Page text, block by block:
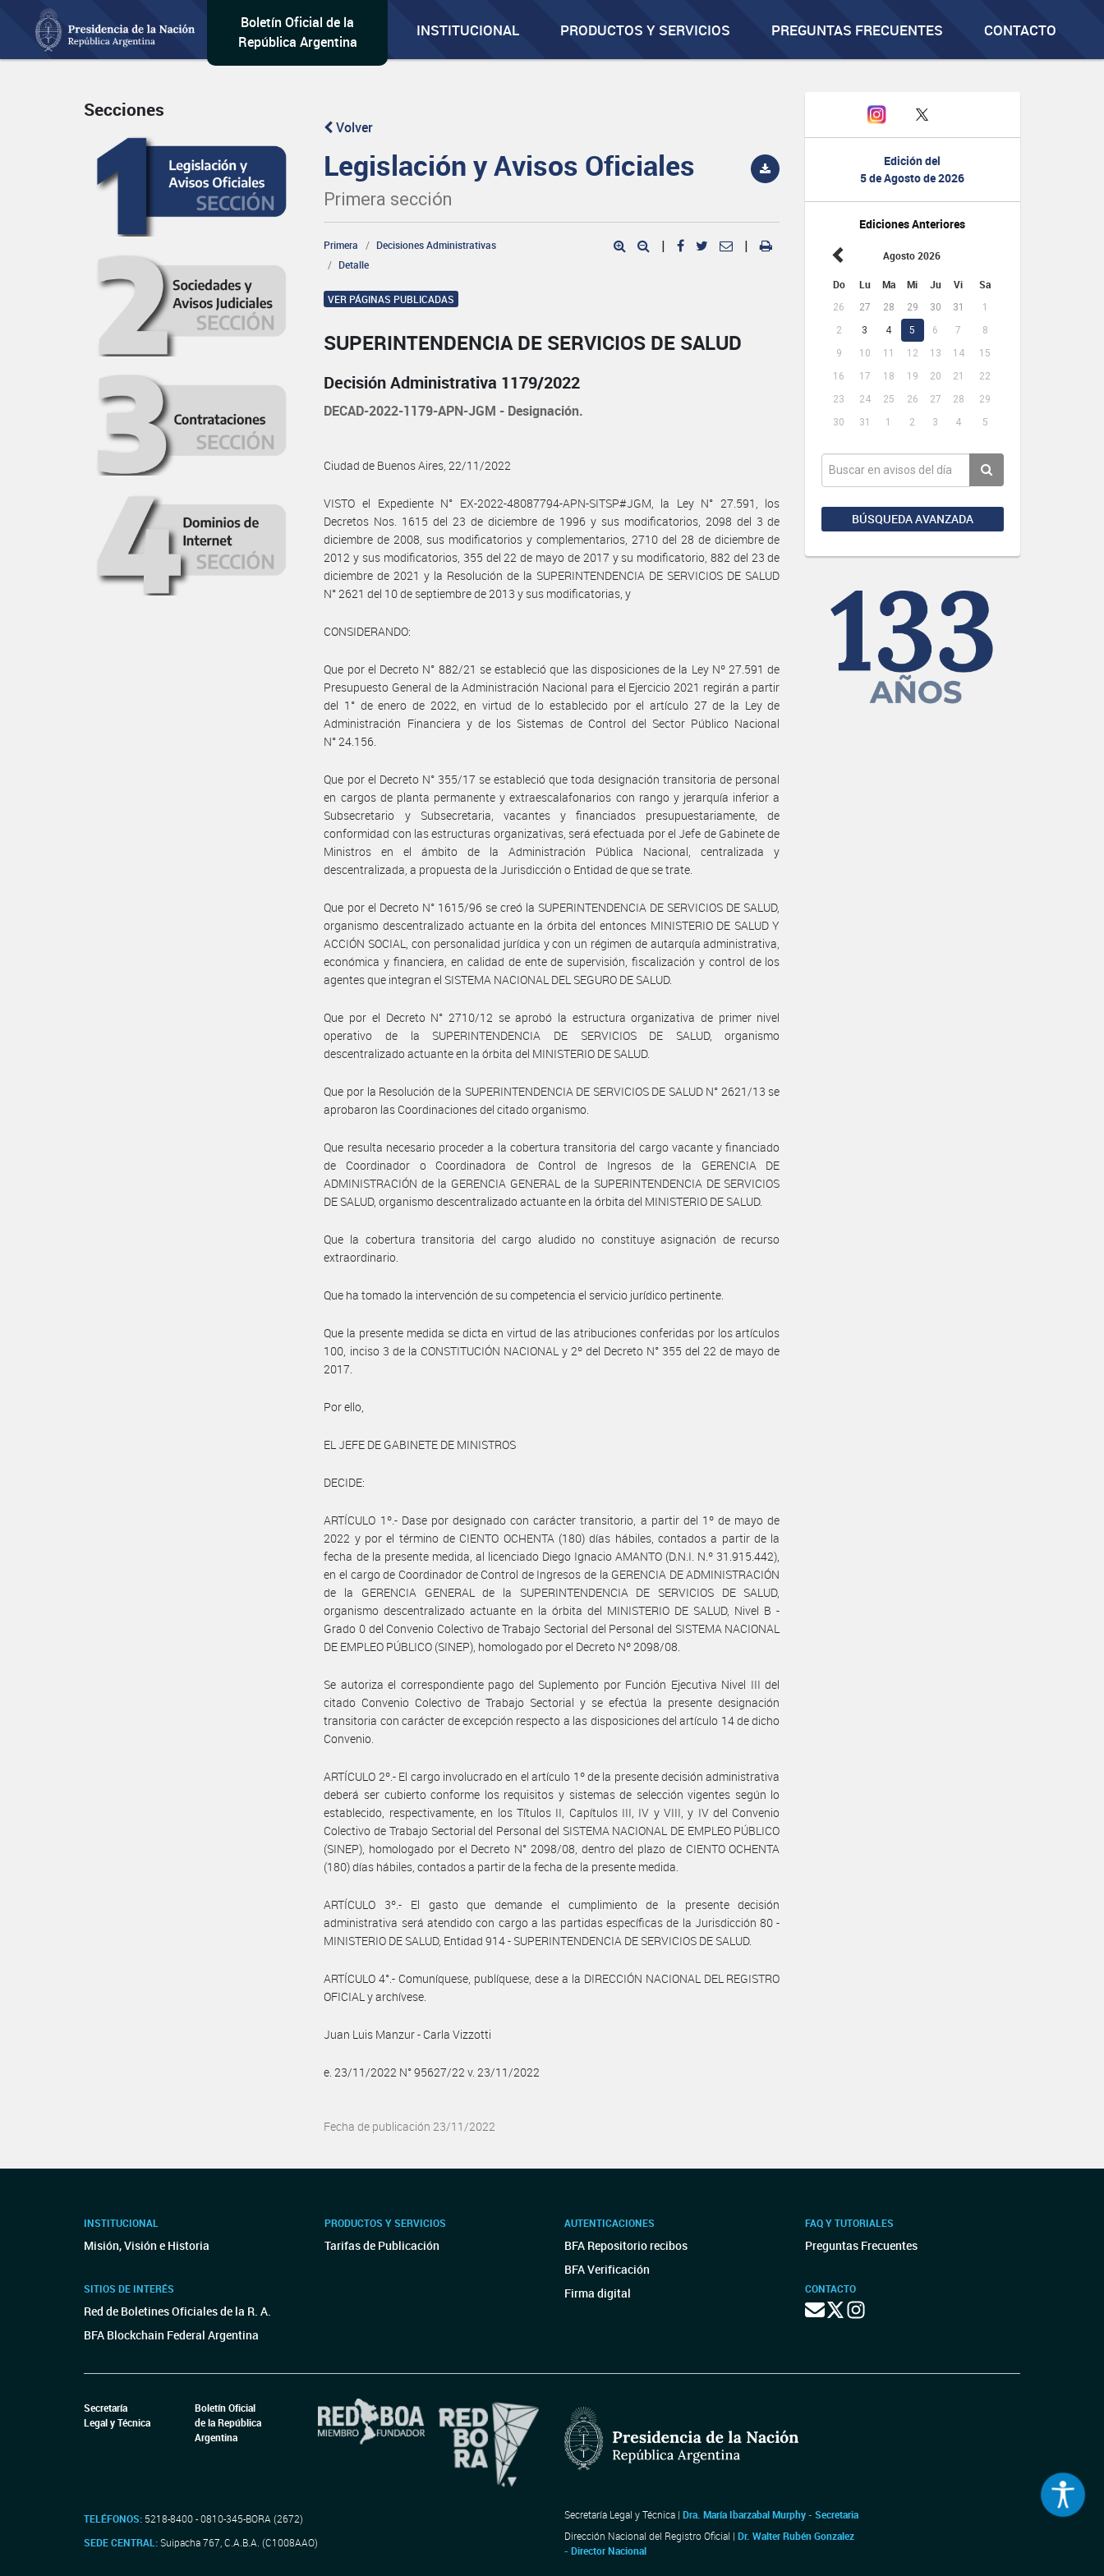
Boletín Oficial de la
República Argentina
INSTITUCIONAL PRODUCTOS Y SERVICIOS PREGUNTAS FRECUENTES CONTACTO
Edición del
5 de Agosto de 2026
Ediciones Anteriores
Agosto 2026
Do Lu Ma Mi Ju Vi Sa
26 27 28 29 30 31
1
2
3 4 5 6 7
8
9
10 11 12 13 14
15
16
17 18 19 20 21
22
23
24 25 26 27 28
29
30
31 1 2 3 4 5
BÚSQUEDA AVANZADA
Secciones
Volver
Legislación y Avisos Oficiales
Primera sección
Primera
Decisiones Administrativas
Detalle
| |
VER PÁGINAS PUBLICADAS
SUPERINTENDENCIA DE SERVICIOS DE SALUD
Decisión Administrativa 1179/2022
DECAD-2022-1179-APN-JGM - Designación.
Ciudad de Buenos Aires, 22/11/2022
VISTO el Expediente N° EX-2022-48087794-APN-SITSP#JGM, la Ley N° 27.591, los
Decretos Nos. 1615 del 23 de diciembre de 1996 y sus modificatorios, 2098 del 3 de
diciembre de 2008, sus modificatorios y complementarios, 2710 del 28 de diciembre de
2012 y sus modificatorios, 355 del 22 de mayo de 2017 y su modificatorio, 882 del 23 de
diciembre de 2021 y la Resolución de la SUPERINTENDENCIA DE SERVICIOS DE SALUD
N° 2621 del 10 de septiembre de 2013 y sus modificatorias, y
CONSIDERANDO:
Que por el Decreto N° 882/21 se estableció que las disposiciones de la Ley Nº 27.591 de
Presupuesto General de la Administración Nacional para el Ejercicio 2021 regirán a partir
del 1° de enero de 2022, en virtud de lo establecido por el artículo 27 de la Ley de
Administración Financiera y de los Sistemas de Control del Sector Público Nacional
N° 24.156.
Que por el Decreto N° 355/17 se estableció que toda designación transitoria de personal
en cargos de planta permanente y extraescalafonarios con rango y jerarquía inferior a
Subsecretario y Subsecretaria, vacantes y financiados presupuestariamente, de
conformidad con las estructuras organizativas, será efectuada por el Jefe de Gabinete de
Ministros en el ámbito de la Administración Pública Nacional, centralizada y
descentralizada, a propuesta de la Jurisdicción o Entidad de que se trate.
Que por el Decreto N° 1615/96 se creó la SUPERINTENDENCIA DE SERVICIOS DE SALUD,
organismo descentralizado actuante en la órbita del entonces MINISTERIO DE SALUD Y
ACCIÓN SOCIAL, con personalidad jurídica y con un régimen de autarquía administrativa,
económica y financiera, en calidad de ente de supervisión, fiscalización y control de los
agentes que integran el SISTEMA NACIONAL DEL SEGURO DE SALUD.
Que por el Decreto N° 2710/12 se aprobó la estructura organizativa de primer nivel
operativo de la SUPERINTENDENCIA DE SERVICIOS DE SALUD, organismo
descentralizado actuante en la órbita del MINISTERIO DE SALUD.
Que por la Resolución de la SUPERINTENDENCIA DE SERVICIOS DE SALUD N° 2621/13 se
aprobaron las Coordinaciones del citado organismo.
Que resulta necesario proceder a la cobertura transitoria del cargo vacante y financiado
de Coordinador o Coordinadora de Control de Ingresos de la GERENCIA DE
ADMINISTRACIÓN de la GERENCIA GENERAL de la SUPERINTENDENCIA DE SERVICIOS
DE SALUD, organismo descentralizado actuante en la órbita del MINISTERIO DE SALUD.
Que la cobertura transitoria del cargo aludido no constituye asignación de recurso
extraordinario.
Que ha tomado la intervención de su competencia el servicio jurídico pertinente.
Que la presente medida se dicta en virtud de las atribuciones conferidas por los artículos
100, inciso 3 de la CONSTITUCIÓN NACIONAL y 2º del Decreto N° 355 del 22 de mayo de
2017.
Por ello,
EL JEFE DE GABINETE DE MINISTROS
DECIDE:
ARTÍCULO 1º.- Dase por designado con carácter transitorio, a partir del 1º de mayo de
2022 y por el término de CIENTO OCHENTA (180) días hábiles, contados a partir de la
fecha de la presente medida, al licenciado Diego Ignacio AMANTO (D.N.I. N.º 31.915.442),
en el cargo de Coordinador de Control de Ingresos de la GERENCIA DE ADMINISTRACIÓN
de la GERENCIA GENERAL de la SUPERINTENDENCIA DE SERVICIOS DE SALUD,
organismo descentralizado actuante en la órbita del MINISTERIO DE SALUD, Nivel B -
Grado 0 del Convenio Colectivo de Trabajo Sectorial del Personal del SISTEMA NACIONAL
DE EMPLEO PÚBLICO (SINEP), homologado por el Decreto Nº 2098/08.
Se autoriza el correspondiente pago del Suplemento por Función Ejecutiva Nivel III del
citado Convenio Colectivo de Trabajo Sectorial y se efectúa la presente designación
transitoria con carácter de excepción respecto a las disposiciones del artículo 14 de dicho
Convenio.
ARTÍCULO 2º.- El cargo involucrado en el artículo 1º de la presente decisión administrativa
deberá ser cubierto conforme los requisitos y sistemas de selección vigentes según lo
establecido, respectivamente, en los Títulos II, Capítulos III, IV y VIII, y IV del Convenio
Colectivo de Trabajo Sectorial del Personal del SISTEMA NACIONAL DE EMPLEO PÚBLICO
(SINEP), homologado por el Decreto N° 2098/08, dentro del plazo de CIENTO OCHENTA
(180) días hábiles, contados a partir de la fecha de la presente medida.
ARTÍCULO 3º.- El gasto que demande el cumplimiento de la presente decisión
administrativa será atendido con cargo a las partidas específicas de la Jurisdicción 80 -
MINISTERIO DE SALUD, Entidad 914 - SUPERINTENDENCIA DE SERVICIOS DE SALUD.
ARTÍCULO 4°.- Comuníquese, publíquese, dese a la DIRECCIÓN NACIONAL DEL REGISTRO
OFICIAL y archívese.
Juan Luis Manzur - Carla Vizzotti
e. 23/11/2022 N° 95627/22 v. 23/11/2022
Fecha de publicación 23/11/2022
INSTITUCIONAL
Misión, Visión e Historia
SITIOS DE INTERÉS
Red de Boletines Oficiales de la R. A.
BFA Blockchain Federal Argentina
PRODUCTOS Y SERVICIOS
Tarifas de Publicación
AUTENTICACIONES
BFA Repositorio recibos
BFA Verificación
Firma digital
FAQ Y TUTORIALES
Preguntas Frecuentes
CONTACTO
Secretaría
Legal y Técnica
Boletín Oficial
de la República
Argentina
TELÉFONOS: 5218-8400 - 0810-345-BORA (2672)
SEDE CENTRAL:Suipacha 767, C.A.B.A. (C1008AAO)
Secretaría Legal y Técnica | Dra. María Ibarzabal Murphy - Secretaria
Dirección Nacional del Registro Oficial | Dr. Walter Rubén Gonzalez
- Director Nacional